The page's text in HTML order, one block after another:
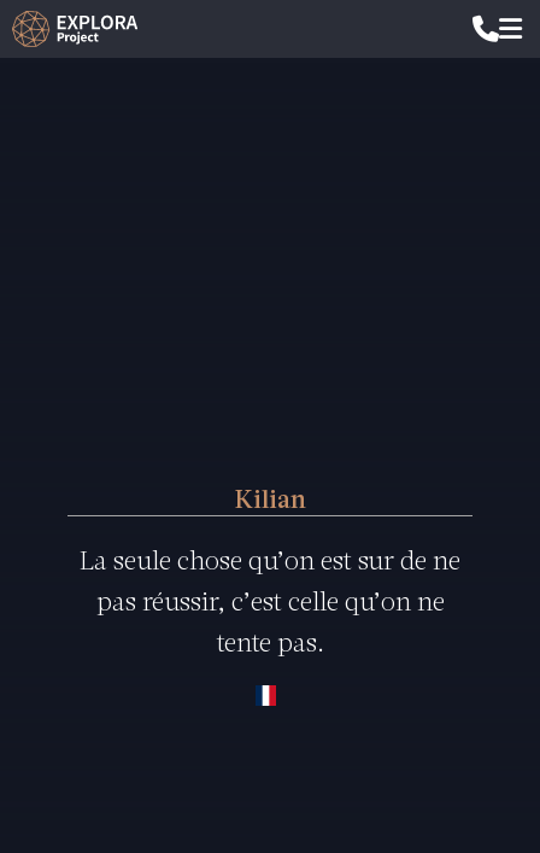
Kilian
La seule chose qu’on est sur de ne
pas réussir, c’est celle qu’on ne
tente pas.